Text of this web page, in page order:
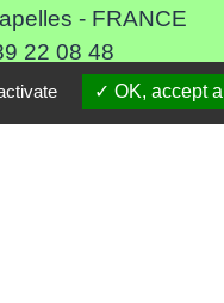
- FRANCE
22 08 48
formulaire OK, accept all